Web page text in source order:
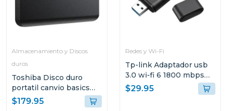
Almacenamiento y Discos
duros
Toshiba Disco duro
portatil canvio basics
hdd de 4tb hdtb540xk
$179.95
Redes y Wi-Fi
Tp-link Adaptador usb
3.0 wi-fi 6 1800 mbps
tx20u
$29.95